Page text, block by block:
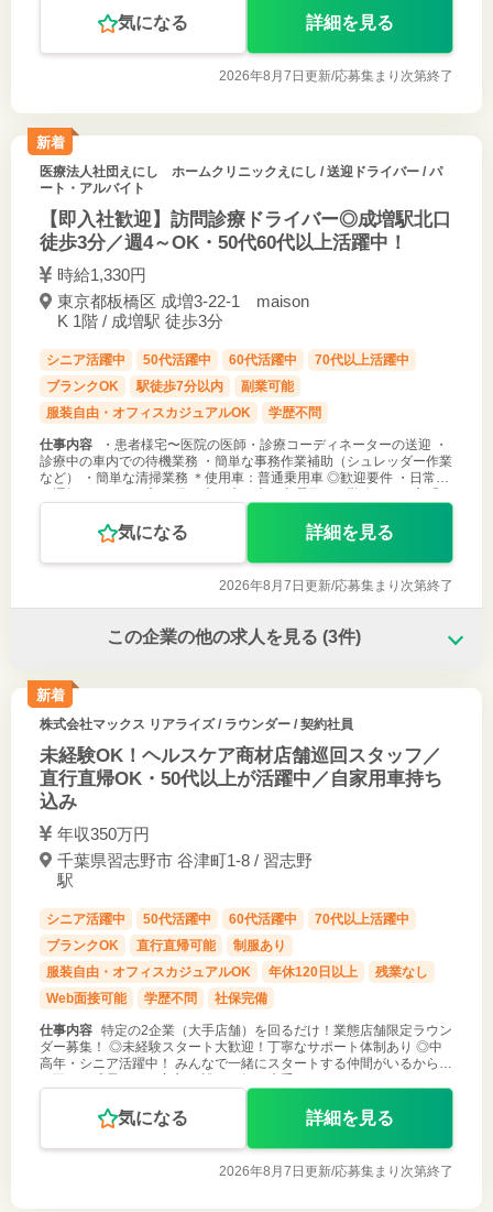
気になる 詳細を見る
2026年8月7日更新/応募集まり次第終了
新着
医療法人社団えにし ホームクリニックえにし / 送迎ドライバー / パ
ート・アルバイト
【即入社歓迎】訪問診療ドライバー◎成増駅北口
徒歩3分／週4～OK・50代60代以上活躍中！
時給1,330円
東京都板橋区 成増3-22-1 maison
K 1階 / 成増駅 徒歩3分
シニア活躍中 50代活躍中 60代活躍中
70代以上活躍中
ブランクOK
駅徒歩7分以内
副業可能
服装自由・オフィスカジュアルOK
学歴不問
仕事内容
・患者様宅〜医院の医師・診療コーディネーターの送迎 ・
診療中の車内での待機業務 ・簡単な事務作業補助（シュレッダー作業
など） ・簡単な清掃業務 ＊使用車：普通乗用車 ◎歓迎要件 ・日常的
気になる 詳細を見る
2026年8月7日更新/応募集まり次第終了
この企業の他の求人を見る (3件)
新着
株式会社マックス リアライズ/ ラウンダー / 契約社員
未経験OK！ヘルスケア商材店舗巡回スタッフ／
直行直帰OK・50代以上が活躍中／自家用車持ち
込み
年収350万円
千葉県習志野市 谷津町1-8 / 習志野
駅
シニア活躍中 50代活躍中 60代活躍中
70代以上活躍中
ブランクOK
直行直帰可能
制服あり
服装自由・オフィスカジュアルOK
年休120日以上
残業なし
Web面接可能
学歴不問 社保完備
仕事内容 特定の2企業（大手店舗）を回るだけ！業態店舗限定ラウン
ダー募集！ ◎未経験スタート大歓迎！丁寧なサポート体制あり ◎中
高年・シニア活躍中！ みんなで一緒にスタートする仲間がいるから、
気になる 詳細を見る
2026年8月7日更新/応募集まり次第終了